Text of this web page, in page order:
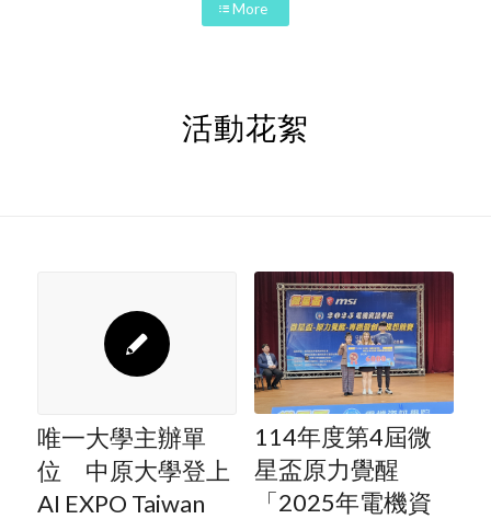
More
活動花絮
唯一大學主辦單
位 中原大學登上
AI EXPO Taiwan
114年度第4屆微
星盃原力覺醒
「2025年電機資